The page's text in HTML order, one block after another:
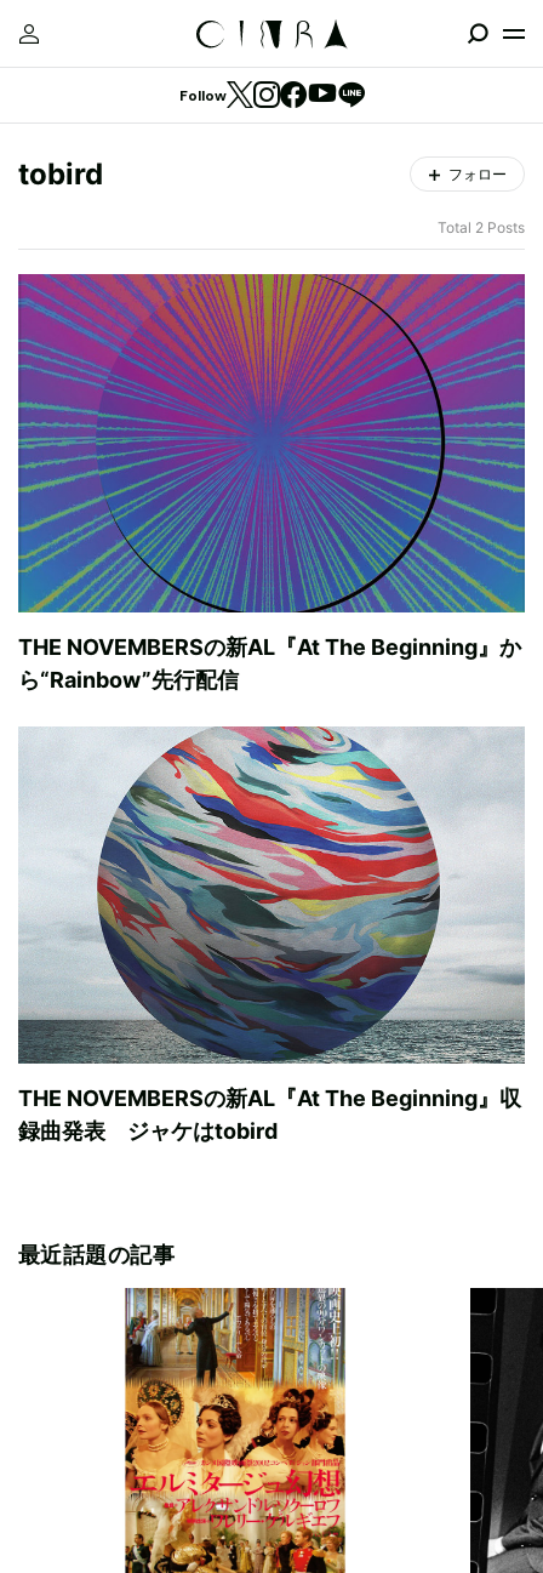
Follow
tobird フォロー
Total 2 Posts
THE NOVEMBERSの新AL『At The Beginning』か
ら“Rainbow”先行配信
THE NOVEMBERSの新AL『At The Beginning』収
録曲発表 ジャケはtobird
最近話題の記事